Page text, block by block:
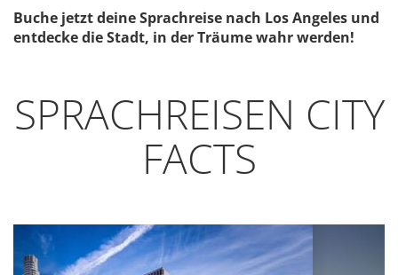
Buche jetzt deine Sprachreise nach Los Angeles und
entdecke die Stadt, in der Träume wahr werden!
SPRACHREISEN CITY
FACTS